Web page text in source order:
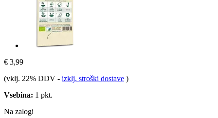
€ 3,99
(vklj. 22% DDV - izklj. stroški dostave )
Vsebina: 1 pkt.
Na zalogi